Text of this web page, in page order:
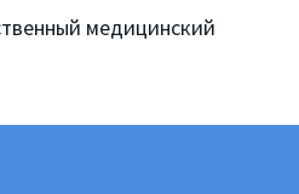
медицинский